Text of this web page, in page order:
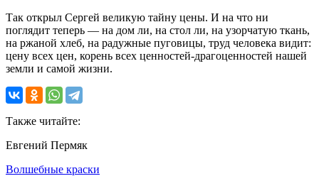
Так открыл Сергей великую тайну цены. И на что ни
поглядит теперь — на дом ли, на стол ли, на узорчатую ткань,
на ржаной хлеб, на радужные пуговицы, труд человека видит:
цену всех цен, корень всех ценностей-драгоценностей нашей
земли и самой жизни.
Также читайте:
Евгений Пермяк
Волшебные краски